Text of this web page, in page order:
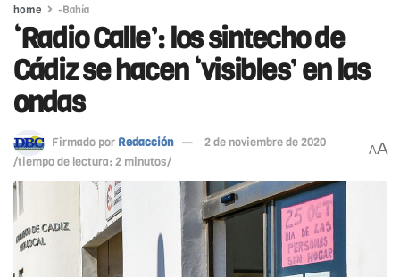
home -Bahía
‘Radio Calle’: los sintecho de
Cádiz se hacen ‘visibles’ en las
ondas
Firmado por Redacción
2 de noviembre de 2020
/tiempo de lectura: 2 minutos/
AA